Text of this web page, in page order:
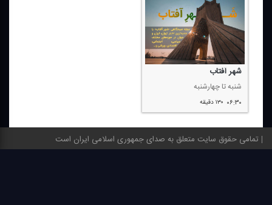
شهر آفتاب
شنبه تا چهارشنبه
۰۶:۳۰ ۱۳۰ دقیقه
تمامی حقوق سایت متعلق به صدای جمهوری اسلامی ایران است